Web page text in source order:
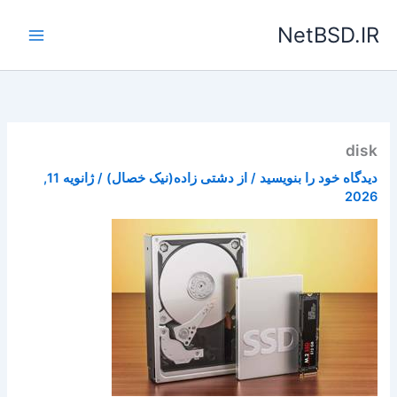
NetBSD.IR
disk
دیدگاه‌ خود را بنویسید / از دشتی زاده(نیک خصال)/
ژانویه 11,
2026